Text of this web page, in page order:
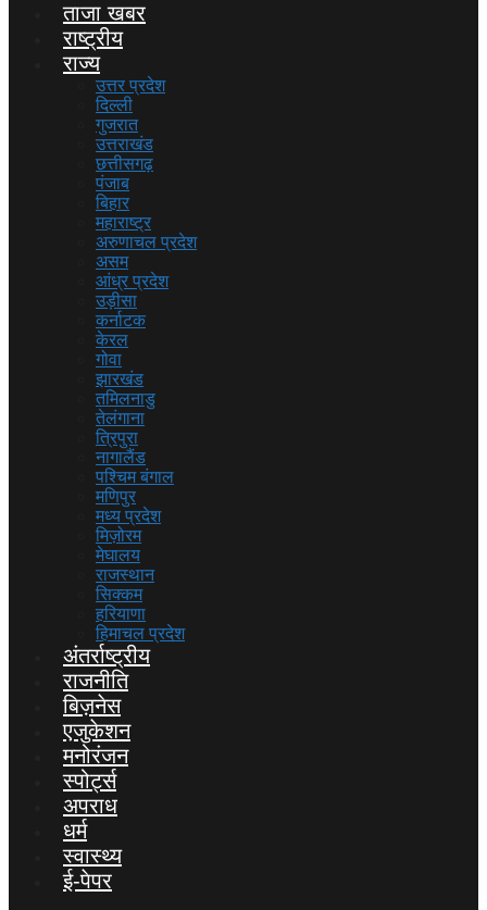
ताजा खबर
राष्ट्रीय
राज्य
उत्तर प्रदेश
दिल्ली
गुजरात
उत्तराखंड
छत्तीसगढ़
पंजाब
बिहार
महाराष्ट्र
अरुणाचल प्रदेश
असम
आंध्र प्रदेश
उड़ीसा
कर्नाटक
केरल
गोवा
झारखंड
तमिलनाडु
तेलंगाना
त्रिपुरा
नागालैंड
पश्चिम बंगाल
मणिपुर
मध्य प्रदेश
मिज़ोरम
मेघालय
राजस्थान
सिक्कम
हरियाणा
हिमाचल प्रदेश
अंतर्राष्ट्रीय
राजनीति
बिज़नेस
एजुकेशन
मनोरंजन
स्पोर्ट्स
अपराध
धर्म
स्वास्थ्य
ई-पेपर